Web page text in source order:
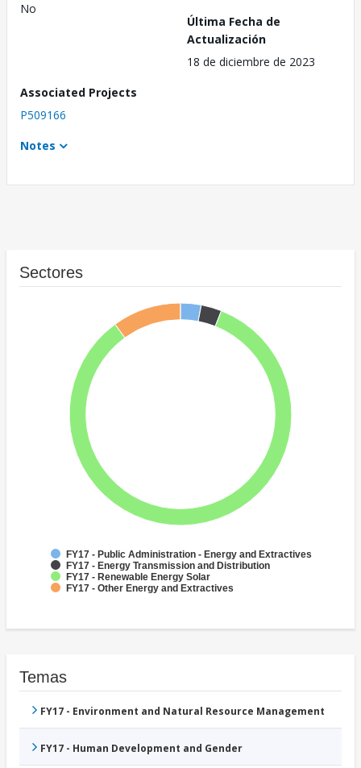
No
Última Fecha de
Actualización
18 de diciembre de 2023
Associated Projects
P509166
Notes
Sectores
FY17 - Public Administration - Energy and Extractives
FY17 - Energy Transmission and Distribution
FY17 - Renewable Energy Solar
FY17 - Other Energy and Extractives
Temas
FY17 - Environment and Natural Resource Management
FY17 - Human Development and Gender